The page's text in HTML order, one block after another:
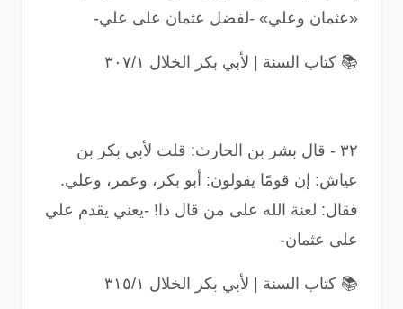
«عثمان وعلي» -لفضل عثمان على علي-
📚 كتاب السنة | لأبي بكر الخلال ٣٠٧/١
٣٢ - قال بشر بن الحارث: قلت لأبي بكر بن
عياش: إن قومًا يقولون: أبو بكر، وعمر، وعلي.
فقال: لعنة الله على من قال ذا! -يعني يقدم علي
على عثمان-
📚 كتاب السنة | لأبي بكر الخلال ٣١٥/١